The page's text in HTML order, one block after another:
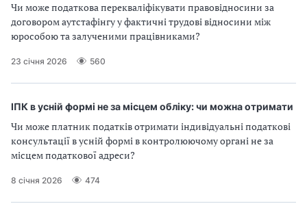
Чи може податкова перекваліфікувати правовідносини за
договором аутстафінгу у фактичні трудові відносини між
юрособою та залученими працівниками?
23 січня 2026 560
ІПК в усній формі не за місцем обліку: чи можна отримати
Чи може платник податків отримати індивідуальні податкові
консультації в усній формі в контролюючому органі не за
місцем податкової адреси?
8 січня 2026 474